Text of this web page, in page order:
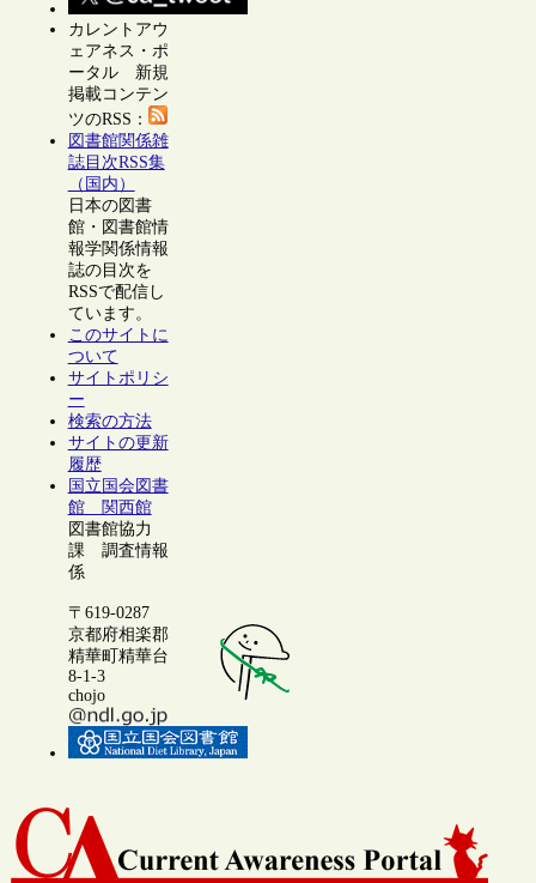
カレントアウ
ェアネス・ポ
ータル 新規
掲載コンテン
ツのRSS：
図書館関係雑
誌目次RSS集
（国内）
日本の図書
館・図書館情
報学関係情報
誌の目次を
RSSで配信し
ています。
このサイトに
ついて
サイトポリシ
ー
検索の方法
サイトの更新
履歴
国立国会図書
館 関西館
図書館協力
課 調査情報
係
〒619-0287
京都府相楽郡
精華町精華台
8-1-3
chojo